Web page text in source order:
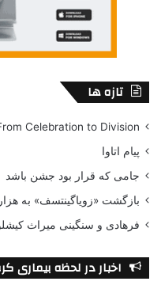
تازه ها
Celebration to Division
پیام اتاوا
جامی که قرار بود جشن باشد
بازگشت «زویاگینتسف» به
فرهادی و سنگینی میراث
اخبار در لحظه بیماری